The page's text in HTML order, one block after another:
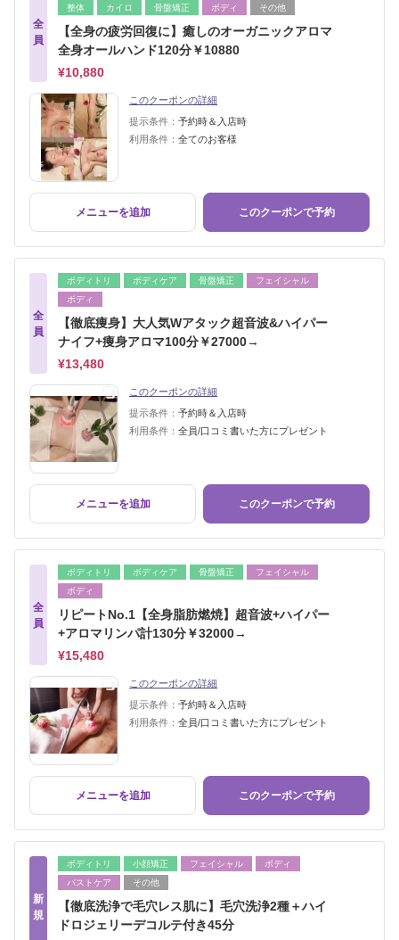
全
員
整体
カイロ 骨盤矯正 ボディ その他
【全身の疲労回復に】癒しのオーガニックアロマ
全身オールハンド120分￥10880
¥10,880
このクーポンの詳細
提示条件： 予約時＆入店時
利用条件： 全てのお客様
メニューを追加 このクーポンで予約
全
員
ボディトリ ボディケア 骨盤矯正
フェイシャル
ボディ
【徹底痩身】大人気Wアタック超音波&ハイパー
ナイフ+痩身アロマ100分￥27000→
¥13,480
このクーポンの詳細
提示条件： 予約時＆入店時
利用条件： 全員/口コミ書いた方にプレゼント
メニューを追加 このクーポンで予約
全
員
ボディトリ ボディケア 骨盤矯正
フェイシャル
ボディ
リピートNo.1【全身脂肪燃焼】超音波+ハイパー
+アロマリンパ計130分￥32000→
¥15,480
このクーポンの詳細
提示条件： 予約時＆入店時
利用条件： 全員/口コミ書いた方にプレゼント
メニューを追加 このクーポンで予約
新
規
ボディトリ 小顔矯正 フェイシャル
ボディ
バストケア
その他
【徹底洗浄で毛穴レス肌に】毛穴洗浄2種＋ハイ
ドロジェリーデコルテ付き45分